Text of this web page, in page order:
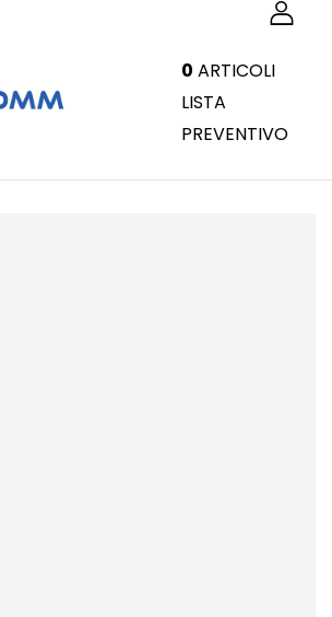
0 ARTICOLI
LISTA
PREVENTIVO